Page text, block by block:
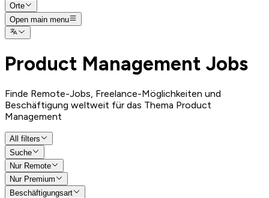
Orte
Open main menu
Product Management Jobs
Finde Remote-Jobs, Freelance-Möglichkeiten und
Beschäftigung weltweit für das Thema Product
Management
All filters
Suche
Nur Remote
Nur Premium
Beschäftigungsart